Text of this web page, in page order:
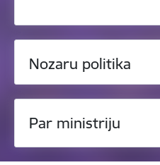
Nozaru politika
Par ministriju